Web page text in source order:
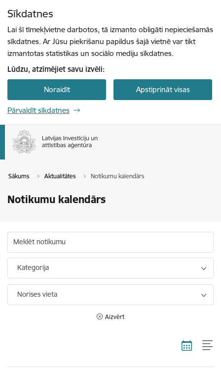
Sīkdatnes
Lai šī tīmekļvietne darbotos, tā izmanto obligāti nepieciešamās
sīkdatnes. Ar Jūsu piekrišanu papildus šajā vietnē var tikt
izmantotas statistikas un sociālo mediju sīkdatnes.
Lūdzu, atzīmējiet savu izvēli:
Noraidīt Apstiprināt visas
Pārvaldīt sīkdatnes
Sākums Aktualitātes Notikumu kalendārs
Notikumu kalendārs
Meklēt notikumu
Kategorija
Norises vieta
Aizvērt